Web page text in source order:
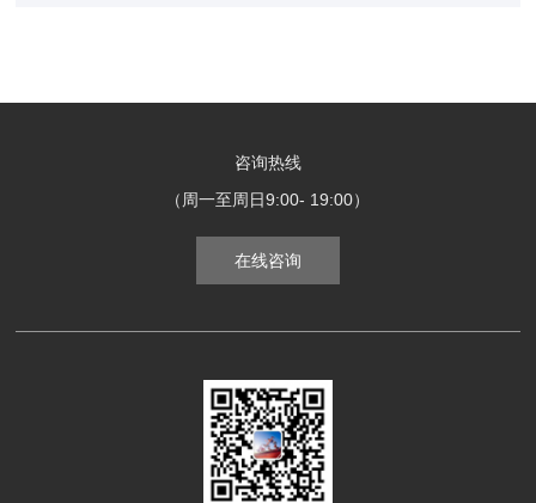
咨询热线
（周一至周日9:00- 19:00）
在线咨询